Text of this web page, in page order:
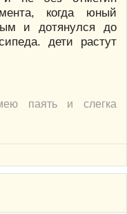
когда юный
и дотянулся до
дети растут
паять и слегка